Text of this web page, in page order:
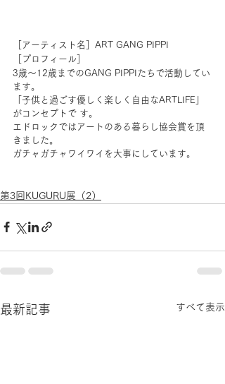
［アーティスト名］ART GANG PIPPI
［プロフィール］
3歳～12歳までのGANG PIPPIたちで活動してい
ます。
「子供と過ごす優しく楽しく自由なARTLIFE」
がコンセプトで す。
エドロックではアートのある暮らし協会賞を頂
きました。
ガチャガチャワイワイを大事にしています。
第3回KUGURU展（2）
最新記事 すべて表示